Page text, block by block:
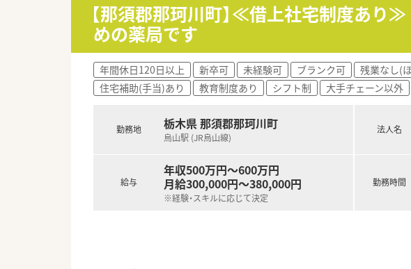
【那須郡那珂川町】≪借上社宅制度あ
めの薬局です
年間休日120日以上 新卒可 未経験可 ブランク可 残業なし(
住宅補助(手当)あり
教育制度あり シフト制 大手チェーン以外
勤務地 栃木県 那須郡那珂川町
烏山駅 (JR烏山線)
給与
年収500万円～600万円
月給300,000円～380,000円
※経験・スキルに応じて決定
法人名
勤務時間